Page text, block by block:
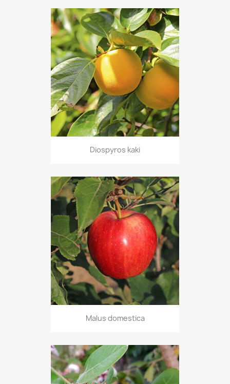
Diospyros kaki
Malus domestica